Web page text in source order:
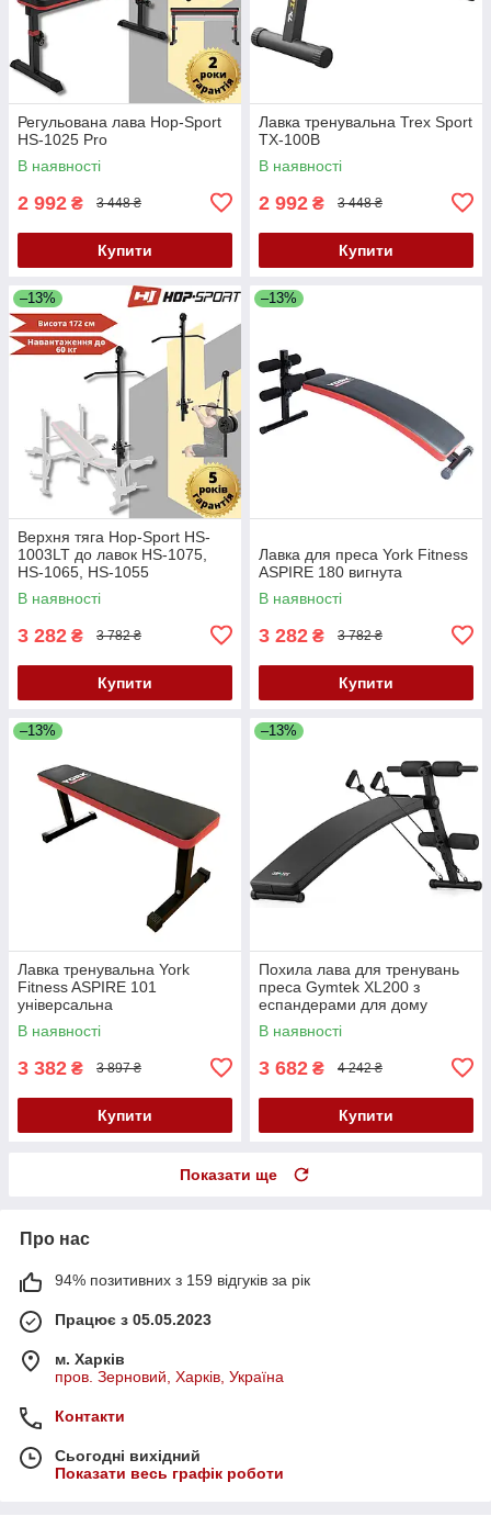
Регульована лава Hop-Sport
HS-1025 Pro
В наявності
2 992 ₴ 3 448 ₴
Купити
Лавка тренувальна Trex Sport
TX-100B
В наявності
2 992 ₴ 3 448 ₴
Купити
–13%
Верхня тяга Hop-Sport HS-
1003LT до лавок HS-1075,
HS-1065, HS-1055
В наявності
3 282 ₴ 3 782 ₴
Купити
–13%
Лавка для преса York Fitness
ASPIRE 180 вигнута
В наявності
3 282 ₴ 3 782 ₴
Купити
–13%
Лавка тренувальна York
Fitness ASPIRE 101
універсальна
В наявності
3 382 ₴ 3 897 ₴
Купити
–13%
Похила лава для тренувань
преса Gymtek XL200 з
еспандерами для дому
В наявності
3 682 ₴ 4 242 ₴
Купити
Показати ще
Про нас
94% позитивних з 159 відгуків за рік
Працює з 05.05.2023
м. Харків
пров. Зерновий, Харків, Україна
Контакти
Сьогодні вихідний
Показати весь графік роботи